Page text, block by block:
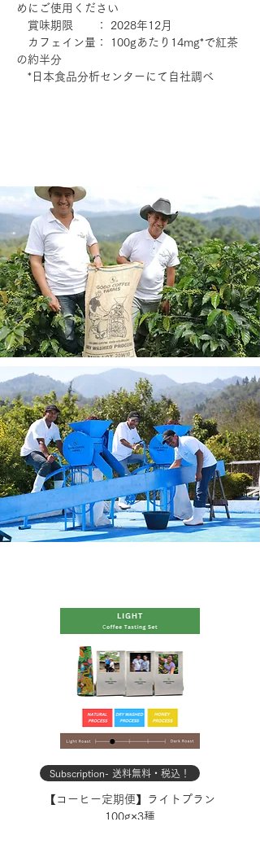
めにご使用ください
賞味期限 ： 2028年12月
カフェイン量： 100gあたり14mg*で紅茶
の約半分
*日本食品分析センターにて自社調べ
Subscription- 送料無料・税込！
【コーヒー定期便】ライトプラン
100g×3種